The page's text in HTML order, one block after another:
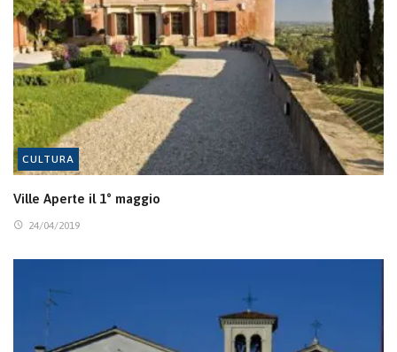
CULTURA
Ville Aperte il 1° maggio
24/04/2019